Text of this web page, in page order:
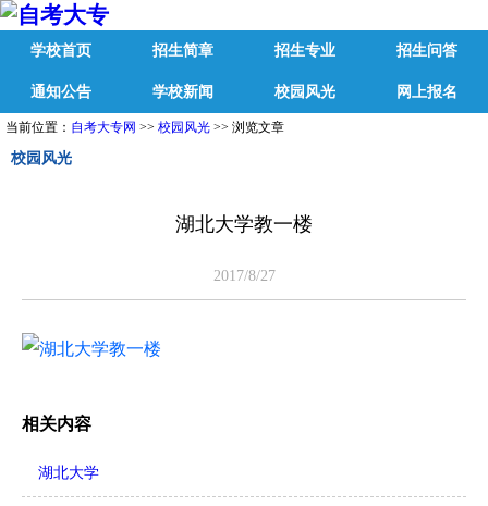
学校首页 招生简章 招生专业 招生问答
通知公告 学校新闻 校园风光 网上报名
当前位置： 自考大专网 >> 校园风光 >> 浏览文章
校园风光
湖北大学教一楼
2017/8/27
相关内容
湖北大学